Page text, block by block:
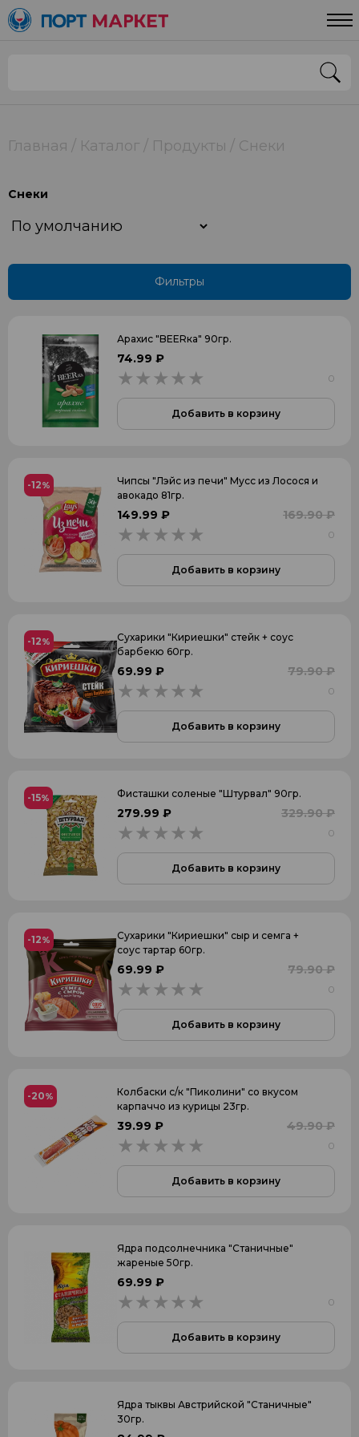
Главная Каталог Продукты Снеки
Снеки
Фильтры
Применить
Арахис "BEERкa" 90гр.
74.99 ₽
0
Добавить в корзину
-12%
Чипсы "Лэйс из печи" Мусс из Лосося и
авокадо 81гр.
149.99 ₽ 169.90 ₽
0
Добавить в корзину
-12%
Сухарики "Кириешки" стейк + соус
барбекю 60гр.
69.99 ₽ 79.90 ₽
0
Добавить в корзину
-15% Фисташки соленые "Штурвал" 90гр.
279.99 ₽ 329.90 ₽
0
Добавить в корзину
-12%
Сухарики "Кириешки" сыр и семга +
соус тартар 60гр.
69.99 ₽ 79.90 ₽
0
Добавить в корзину
-20%
Колбаски с/к "Пиколини" со вкусом
карпаччо из курицы 23гр.
39.99 ₽ 49.90 ₽
0
Добавить в корзину
Ядра подсолнечника "Станичные"
жареные 50гр.
69.99 ₽
0
Добавить в корзину
Ядра тыквы Австрийской "Станичные"
30гр.